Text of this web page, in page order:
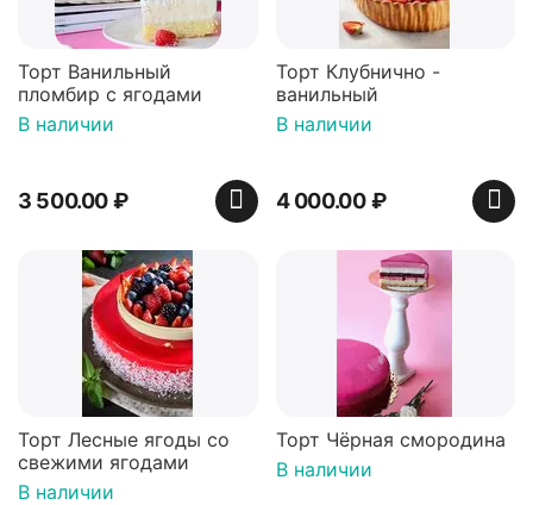
Торт Ванильный
пломбир с ягодами
В наличии
3 500.00₽
Торт Клубнично -
ванильный
В наличии
4 000.00 ₽
Торт Лесные ягоды со
свежими ягодами
В наличии
Торт Чёрная смородина
В наличии